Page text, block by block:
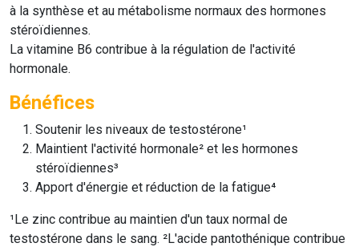
à la synthèse et au métabolisme normaux des hormones
stéroïdiennes.
La vitamine B6 contribue à la régulation de l'activité
hormonale.
Bénéfices
Soutenir les niveaux de testostérone¹
Maintient l'activité hormonale² et les hormones
stéroïdiennes³
Apport d'énergie et réduction de la fatigue⁴
¹Le zinc contribue au maintien d'un taux normal de
testostérone dans le sang. ²L'acide pantothénique contribue